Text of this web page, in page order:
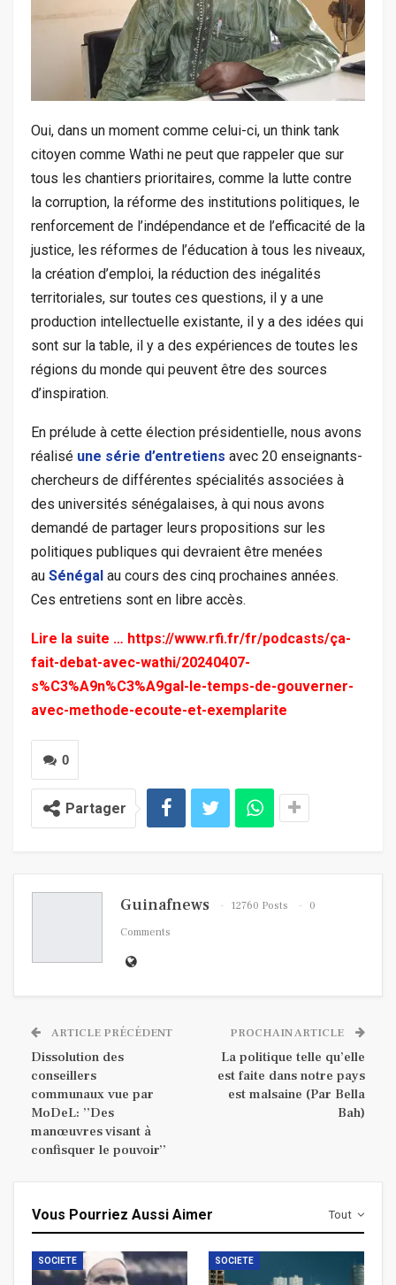
Oui, dans un moment comme celui-ci, un think tank
citoyen comme Wathi ne peut que rappeler que sur
tous les chantiers prioritaires, comme la lutte contre
la corruption, la réforme des institutions politiques, le
renforcement de l’indépendance et de l’efficacité de la
justice, les réformes de l’éducation à tous les niveaux,
la création d’emploi, la réduction des inégalités
territoriales, sur toutes ces questions, il y a une
production intellectuelle existante, il y a des idées qui
sont sur la table, il y a des expériences de toutes les
régions du monde qui peuvent être des sources
d’inspiration.
En prélude à cette élection présidentielle, nous avons
réalisé une série d’entretiens avec 20 enseignants-
chercheurs de différentes spécialités associées à
des universités sénégalaises, à qui nous avons
demandé de partager leurs propositions sur les
politiques publiques qui devraient être menées
au Sénégal au cours des cinq prochaines années.
Ces entretiens sont en libre accès.
Lire la suite … https://www.rfi.fr/fr/podcasts/ça-
fait-debat-avec-wathi/20240407-
s%C3%A9n%C3%A9gal-le-temps-de-gouverner-
avec-methode-ecoute-et-exemplarite
0
Partager
Guinafnews 12760 Posts
0
Comments
ARTICLE PRÉCÉDENT
Dissolution des
conseillers
communaux vue par
MoDeL: ’’Des
manœuvres visant à
confisquer le pouvoir’’
PROCHAIN ARTICLE
La politique telle qu’elle
est faite dans notre pays
est malsaine (Par Bella
Bah)
Tout
Vous Pourriez Aussi Aimer
SOCIETE SOCIETE